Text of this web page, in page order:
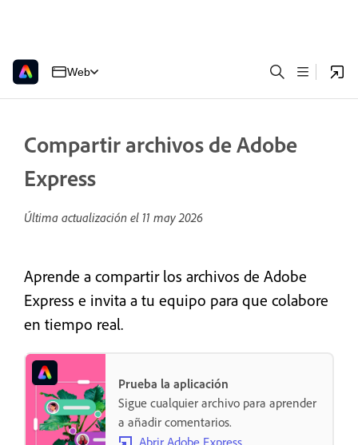
Web
Compartir archivos de Adobe
Express
Última actualización el 11 may 2026
Aprende a compartir los archivos de Adobe
Express e invita a tu equipo para que colabore
en tiempo real.
Prueba la aplicación
Sigue cualquier archivo para aprender
a añadir comentarios.